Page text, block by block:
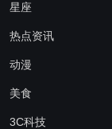
星座
热点资讯
动漫
美食
3C科技